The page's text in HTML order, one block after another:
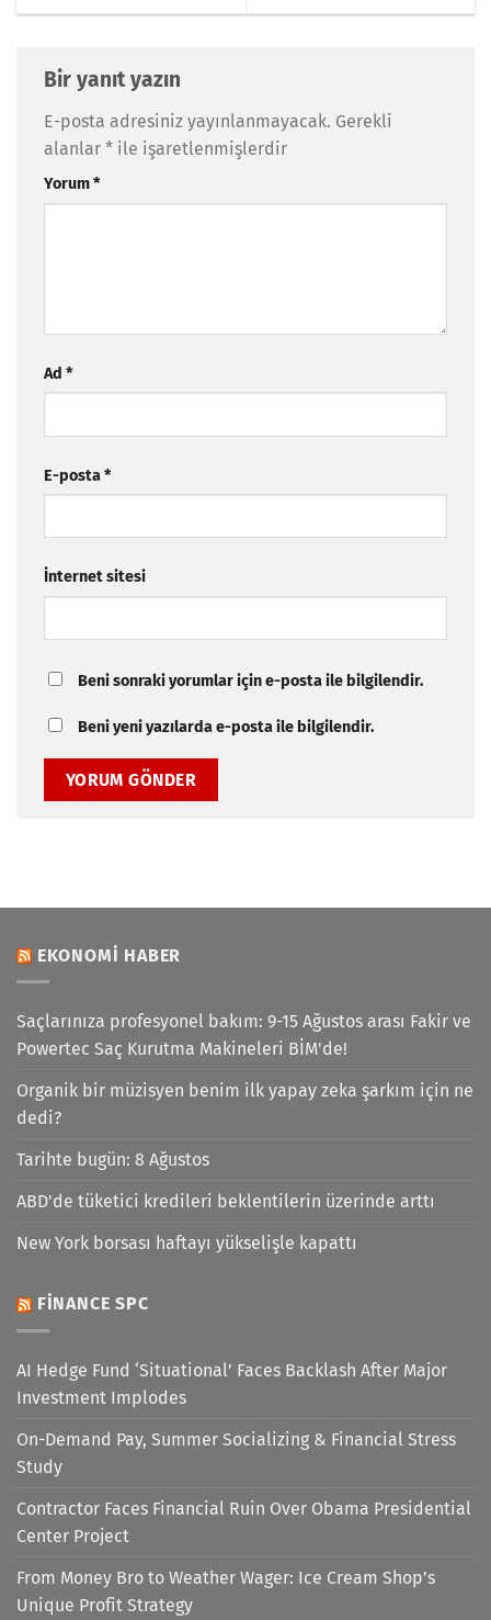
Bir yanıt yazın
E-posta adresiniz yayınlanmayacak. Gerekli
alanlar * ile işaretlenmişlerdir
Yorum*
Ad *
E-posta*
İnternet sitesi
Beni sonraki yorumlar için e-posta ile bilgilendir.
Beni yeni yazılarda e-posta ile bilgilendir.
EKONOMI HABER
Saçlarınıza profesyonel bakım: 9-15 Ağustos arası Fakir ve
Powertec Saç Kurutma Makineleri BİM'de!
Organik bir müzisyen benim ilk yapay zeka şarkım için ne
dedi?
Tarihte bugün: 8 Ağustos
ABD'de tüketici kredileri beklentilerin üzerinde arttı
New York borsası haftayı yükselişle kapattı
FINANCE SPC
AI Hedge Fund ‘Situational’ Faces Backlash After Major
Investment Implodes
On-Demand Pay, Summer Socializing & Financial Stress
Study
Contractor Faces Financial Ruin Over Obama Presidential
Center Project
From Money Bro to Weather Wager: Ice Cream Shop’s
Unique Profit Strategy